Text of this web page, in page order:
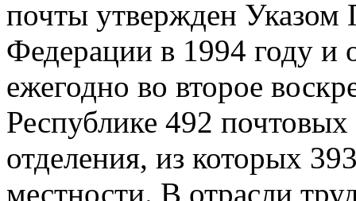
почты утвержден Указом
Федерации в 1994 году и
ежегодно во второе
Республике 492 почтовых
отделения, из которых
местности. В отрасли